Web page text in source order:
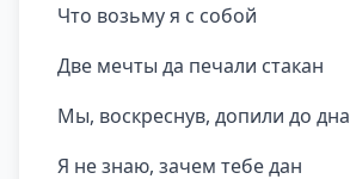
Что возьму я с собой
Две мечты да печали стакан
Мы, воскреснув, допили до дна
Я не знаю, зачем тебе дан